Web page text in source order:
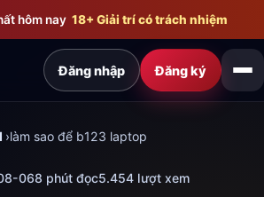
hôm nay 18+ Giải trí có trách nhiệm
Đăng nhập Đăng ký
›làm sao để b123 laptop
068 phút đọc5.454 lượt xem